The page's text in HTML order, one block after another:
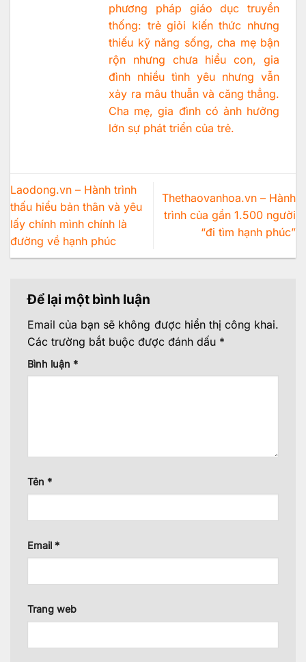
phương pháp giáo dục truyền
thống: trẻ giỏi kiến thức nhưng
thiếu kỹ năng sống, cha mẹ bận
rộn nhưng chưa hiểu con, gia
đình nhiều tình yêu nhưng vẫn
xảy ra mâu thuẫn và căng thẳng.
Cha mẹ, gia đình có ảnh hưởng
lớn sự phát triển của trẻ.
Laodong.vn – Hành trình
thấu hiểu bản thân và yêu
lấy chính mình chính là
đường về hạnh phúc
Thethaovanhoa.vn – Hành
trình của gần 1.500 người
“đi tìm hạnh phúc”
Để lại một bình luận
Email của bạn sẽ không được hiển thị công khai.
Các trường bắt buộc được đánh dấu *
Bình luận *
Tên *
Email *
Trang web